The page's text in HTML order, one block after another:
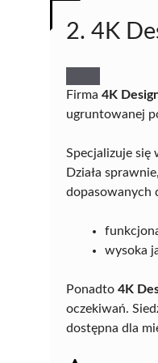
2. 4K
Firma 4K
ugruntowanej
Specjalizuje
Działa
dopasowanych
wysoka
Ponadto 4K
oczekiwań.
dostępna dla